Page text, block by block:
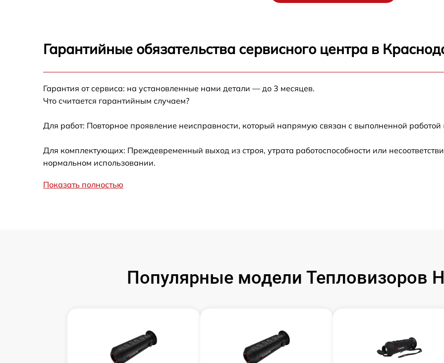
Ремонт встроенного дальнометра и
других устройств
Замена микросхемы логики от 60 мин
Замена ключей управления от 60 мин
Ремонт цепи питания
Прошивка (Обновление ПО)
Гарантийные обязательства сервисного центра в
Гарантия от сервиса: на установленные нами детали — до 3 месяцев.
Что считается гарантийным случаем?
Для работ: Повторное проявление неисправности, который напрямую связан с выполненной
Для комплектующих: Преждевременный выход из строя, утрата работоспособности или
нормальном использовании.
Показать полностью
Популярные модели Тепловизоров